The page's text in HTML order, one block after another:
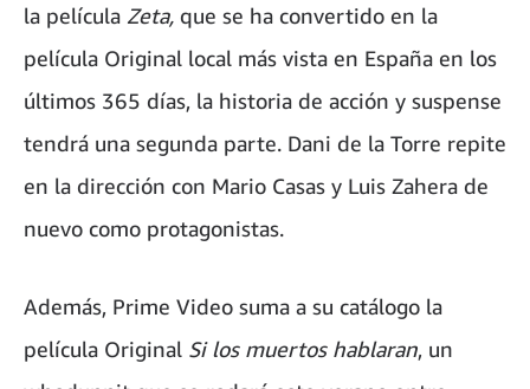
la película Zeta, que se ha convertido en la
película Original local más vista en España en los
últimos 365 días, la historia de acción y suspense
tendrá una segunda parte. Dani de la Torre repite
en la dirección con Mario Casas y Luis Zahera de
nuevo como protagonistas.
Además, Prime Video suma a su catálogo la
película Original Si los muertos hablaran, un